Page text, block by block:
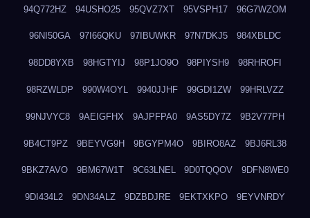
94Q772HZ 94USHO25 95QVZ7XT 95VSPH17 96G7WZOM
96NI50GA 97I66QKU 97IBUWKR 97N7DKJ5 984XBLDC
98DD8YXB 98HGTYIJ 98P1JO9O 98PIYSH9 98RHROFI
98RZWLDP 990W4OYL 9940JJHF 99GDI1ZW 99HRLVZZ
99NJVYC8 9AEIGFHX 9AJPFPA0 9AS5DY7Z 9B2V77PH
9B4CT9PZ 9BEYVG9H 9BGYPM4O 9BIRO8AZ 9BJ6RL38
9BKZ7AVO 9BM67W1T 9C63LNEL 9D0TQQOV 9DFN8WE0
9DI434L2 9DN34ALZ 9DZBDJRE 9EKTXKPO 9EYVNRDY